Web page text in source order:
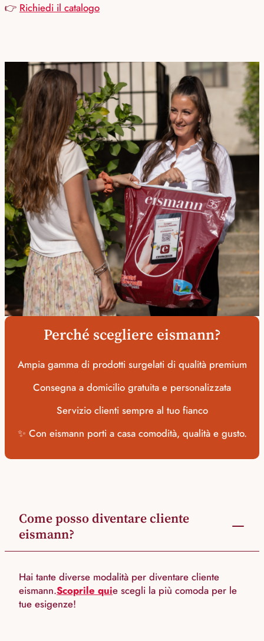
👉 Richiedi il catalogo
Perché scegliere eismann?
Ampia gamma di prodotti surgelati di qualità premium
Consegna a domicilio gratuita e personalizzata
Servizio clienti sempre al tuo fianco
✨ Con eismann porti a casa comodità, qualità e gusto.
Come posso diventare cliente
eismann?
Hai tante diverse modalità per diventare cliente
eismann.Scoprile quie scegli la più comoda per le
tue esigenze!